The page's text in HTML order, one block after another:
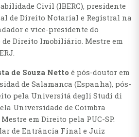
Civil (IBERC), presidente
de Direito Notarial e Registral na
e vice-presidente do
Direito Imobiliário. Mestre em
de Souza Netto é pós-doutor em
de Salamanca (Espanha), pós-
pela Universitá degli Studi di
Universidade de Coimbra
em Direito pela PUC-SP.
de Entrância Final e Juiz